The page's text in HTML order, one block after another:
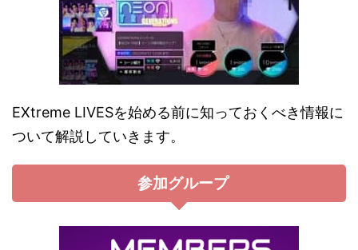
EXtreme LIVESを始める前に知っておくべき情報に
ついて解説していきます。
参加グループ